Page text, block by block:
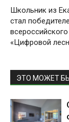
Школьник из
стал
«Цифровой
ЭТО МОЖЕТ